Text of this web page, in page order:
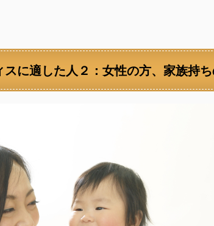
スに適した人２：女性の方、家族持